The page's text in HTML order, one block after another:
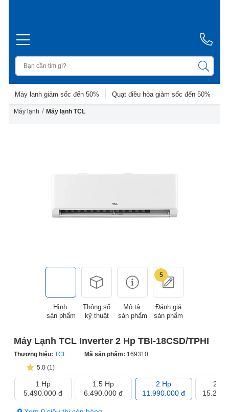
Máy lạnh giảm sốc đến 50% Quạt điều hòa giảm sốc đến 50%
Máy lạnh / Máy lạnh TCL
Hình
sản phẩm
Thông số
kỹ thuật
Mô tả
sản phẩm
5
Đánh giá
sản phẩm
Máy Lạnh TCL Inverter 2 Hp TBI-18CSD/TPHI
Thương hiệu: TCL Mã sản phẩm: 169310
5.0 (1)
1 Hp
5.490.000 đ
1.5 Hp
6.490.000 đ
2 Hp
11.990.000 đ
2.5